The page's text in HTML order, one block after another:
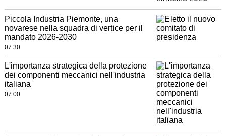
Piccola Industria Piemonte, una
novarese nella squadra di vertice per il
mandato 2026-2030
07:30
L'importanza strategica della protezione
dei componenti meccanici nell'industria
italiana
07:00